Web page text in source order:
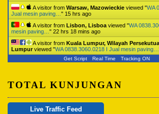
A visitor from Warsaw, Mazowieckie viewed "WA
Jual mesin paving… " 15 hrs ago
A visitor from Lisbon, Lisboa viewed "WA
mesin paving… " 22 hrs 18 mins ago
A visitor from Kuala Lumpur, Wilayah
Lumpurviewed "WA 0838.3060.0218 I Jual mesin paving…
Get Script Real Time Tracking ON
TOTAL KUNJUNGAN
Live Traffic Feed